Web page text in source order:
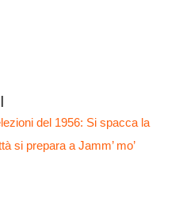
del 1956: Si spacca la
si prepara a Jamm’ mo’